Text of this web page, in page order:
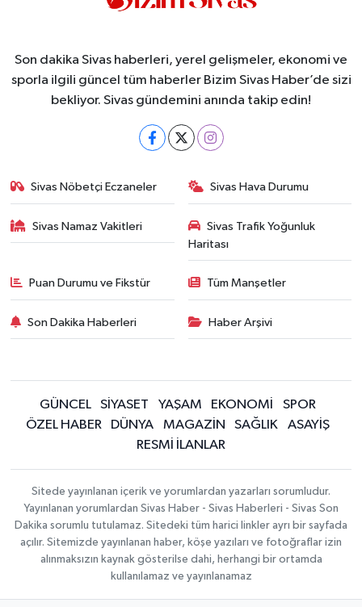
Son dakika Sivas haberleri, yerel gelişmeler, ekonomi ve
sporla ilgili güncel tüm haberler Bizim Sivas Haber’de sizi
bekliyor. Sivas gündemini anında takip edin!
Sivas Nöbetçi Eczaneler Sivas Hava Durumu
Sivas Namaz Vakitleri
Sivas Trafik Yoğunluk
Haritası
Puan Durumu ve Fikstür Tüm Manşetler
Son Dakika Haberleri Haber Arşivi
GÜNCEL SİYASET YAŞAM EKONOMİ
SPOR
ÖZEL HABER
DÜNYA MAGAZİN SAĞLIK
ASAYİŞ
RESMİ İLANLAR
Sitede yayınlanan içerik ve yorumlardan yazarları sorumludur.
Yayınlanan yorumlardan Sivas Haber - Sivas Haberleri - Sivas Son
Dakika sorumlu tutulamaz. Sitedeki tüm harici linkler ayrı bir sayfada
açılır. Sitemizde yayınlanan haber, köşe yazıları ve fotoğraflar izin
alınmaksızın kaynak gösterilse dahi, herhangi bir ortamda
kullanılamaz ve yayınlanamaz